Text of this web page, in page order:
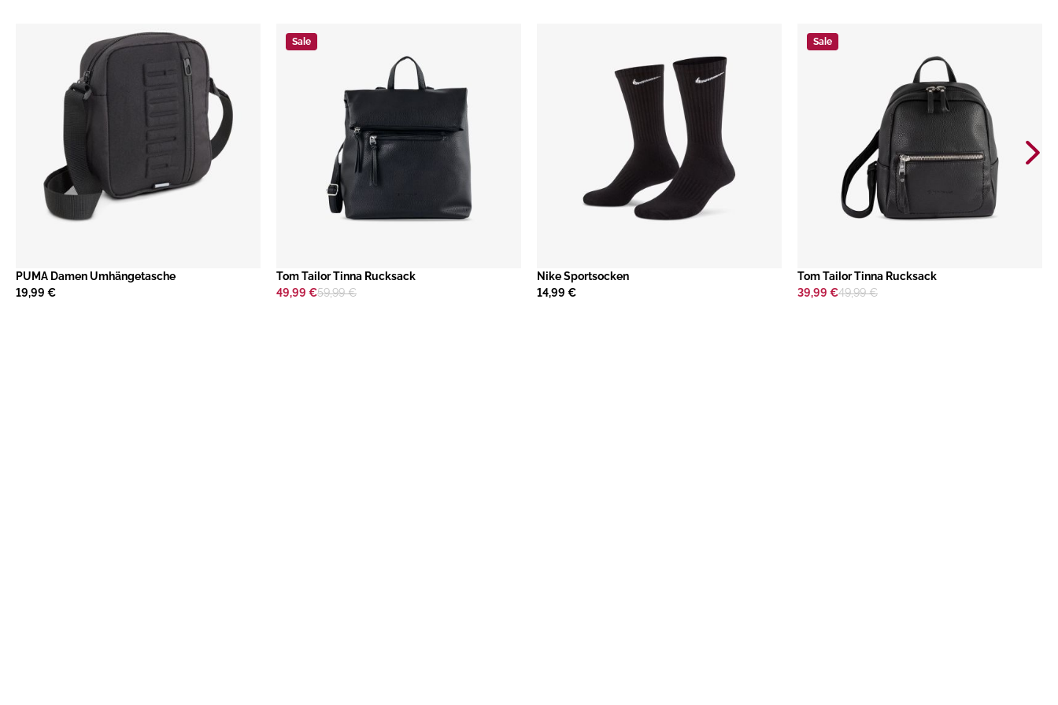
PUMA Damen Umhängetasche
19,99 €
Sale
​Tom Tailor Tinna Rucksack
49,99 €59,99 €
​Nike Sportsocken
14,99 €
Sale
​Tom Tailor Tinna Rucksack
39,99 €49,99 €